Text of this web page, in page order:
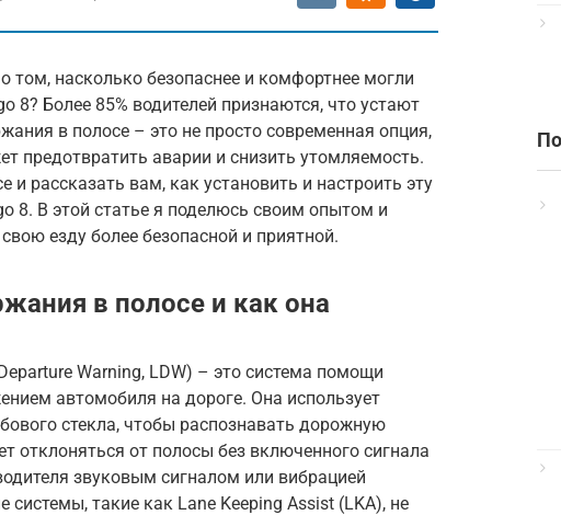
насколько безопаснее и комфортнее могли
8? Более 85% водителей признаются, что устают
в полосе – это не просто современная опция,
предотвратить аварии и снизить утомляемость.
и рассказать вам, как установить и настроить эту
8. В этой статье я поделюсь своим опытом и
езду более безопасной и приятной.
в полосе и как она
Warning, LDW) – это система помощи
автомобиля на дороге. Она использует
стекла, чтобы распознавать дорожную
отклоняться от полосы без включенного сигнала
звуковым сигналом или вибрацией
системы, такие как Lane Keeping Assist (LKA), не